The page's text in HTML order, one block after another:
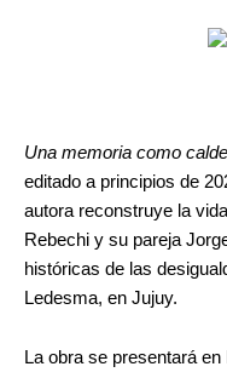
Una memoria como
editado a principios de
autora reconstruye la
Rebechi y su pareja
históricas de las
Ledesma, en Jujuy.
La obra se presentará